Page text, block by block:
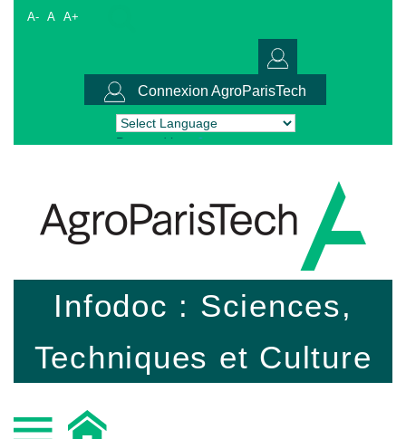
A- A A+
Connexion AgroParisTech
Powered by Translate
Infodoc : Sciences,
Techniques et Culture